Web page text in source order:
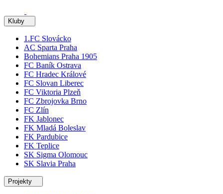
Kluby
1.FC Slovácko
AC Sparta Praha
Bohemians Praha 1905
FC Baník Ostrava
FC Hradec Králové
FC Slovan Liberec
FC Viktoria Plzeň
FC Zbrojovka Brno
FC Zlín
FK Jablonec
FK Mladá Boleslav
FK Pardubice
FK Teplice
SK Sigma Olomouc
SK Slavia Praha
Projekty